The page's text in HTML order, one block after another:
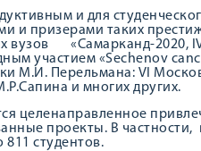
и для
и призерами таких
вузов «Самарканд-2020,
участием «Sechenov
М.И. Перельмана: VI
и многих других.
целенаправленное
проекты. В частности,
811 студентов.